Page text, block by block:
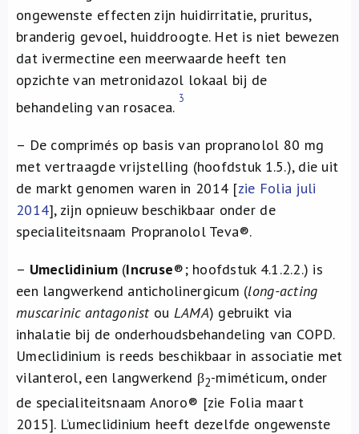
ongewenste effecten zijn huidirritatie, pruritus,
branderig gevoel, huiddroogte. Het is niet bewezen
dat ivermectine een meerwaarde heeft ten
opzichte van metronidazol lokaal bij de
behandeling van rosacea. 3
– De comprimés op basis van propranolol 80 mg
met vertraagde vrijstelling (hoofdstuk 1.5.), die uit
de markt genomen waren in 2014 [zie Folia juli
2014], zijn opnieuw beschikbaar onder de
specialiteitsnaam Propranolol Teva®.
– Umeclidinium(Incruse®; hoofdstuk 4.1.2.2.) is
een langwerkend anticholinergicum (long-acting
muscarinic antagonistou LAMA) gebruikt via
inhalatie bij de onderhoudsbehandeling van COPD.
Umeclidinium is reeds beschikbaar in associatie met
vilanterol, een langwerkend β2-miméticum, onder
de specialiteitsnaam Anoro® [zie Folia maart
2015]. L’umeclidinium heeft dezelfde ongewenste